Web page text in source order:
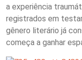
a experiência
registrados em
gênero literário já
começa a ganhar